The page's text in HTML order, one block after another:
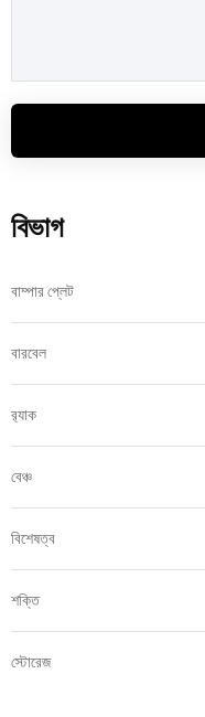
বিভাগ
বাম্পার প্লেট
বারবেল
র‍্যাক
বেঞ্চ
বিশেষত্ব
শক্তি
স্টোরেজ